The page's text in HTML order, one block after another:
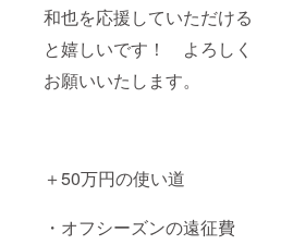
和也を応援していただける
と嬉しいです！ よろしく
お願いいたします。
＋50万円の使い道
・オフシーズンの遠征費